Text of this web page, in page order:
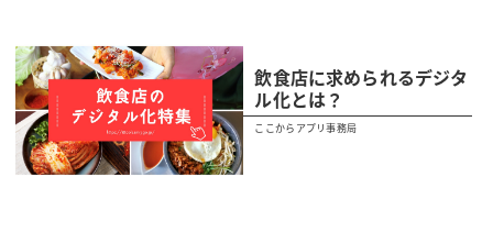
飲食店に求められるデジタ
ル化とは？
ここからアプリ事務局